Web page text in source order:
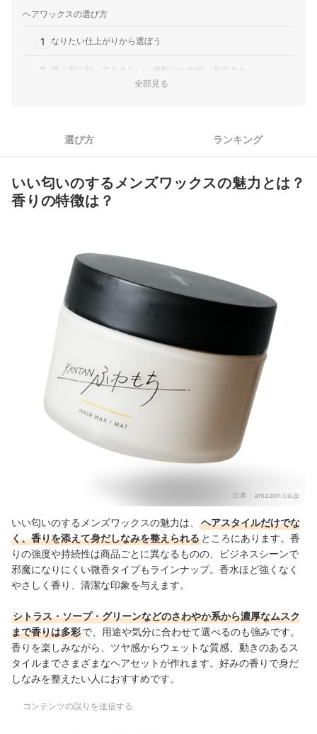
ヘアワックスの選び方
1 なりたい仕上がりから選ぼう
2 買う前に知っておきたい、種類ごとの扱い方のクセ
いい匂いのするメンズワックスの売れ筋ランキングもチェック！
全部見る
選び方 ランキング
いい匂いのするメンズワックスの魅力とは？
香りの特徴は？
出典： amazon.co.jp
いい匂いのするメンズワックスの魅力は、
ヘアスタイルだけでな
く、香りを添えて身だしなみを整えられる ところにあります。香
りの強度や持続性は商品ごとに異なるものの、ビジネスシーンで
邪魔になりにくい微香タイプもラインナップ。香水ほど強くなく
やさしく香り、清潔な印象を与えます。
シトラス・ソープ・グリーンなどのさわやか系から濃厚なムスク
まで香りは多彩で、用途や気分に合わせて選べるのも強みです。
香りを楽しみながら、ツヤ感からウェットな質感、動きのあるス
タイルまでさまざまなヘアセットが作れます。好みの香りで身だ
しなみを整えたい人におすすめです。
コンテンツの誤りを送信する